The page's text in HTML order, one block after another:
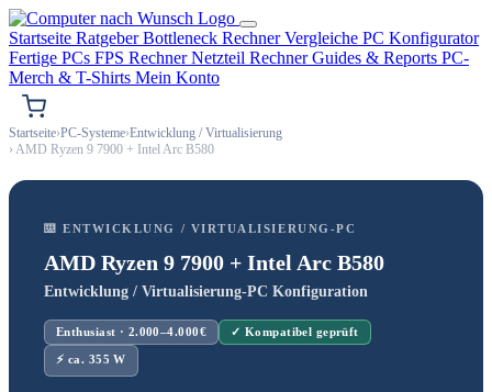
Startseite RatgeberBottleneck RechnerVergleiche PC Konfigurator
Fertige PCs FPS RechnerNetzteil RechnerGuides & Reports PC-
Merch & T-Shirts Mein Konto
Startseite›PC-Systeme›Entwicklung / Virtualisierung
› AMD Ryzen 9 7900 + Intel Arc B580
⌨️ ENTWICKLUNG / VIRTUALISIERUNG-PC
AMD Ryzen 9 7900 + Intel Arc B580
Entwicklung / Virtualisierung-PC Konfiguration
Enthusiast · 2.000–4.000€ ✓ Kompatibel geprüft
⚡ ca. 355 W